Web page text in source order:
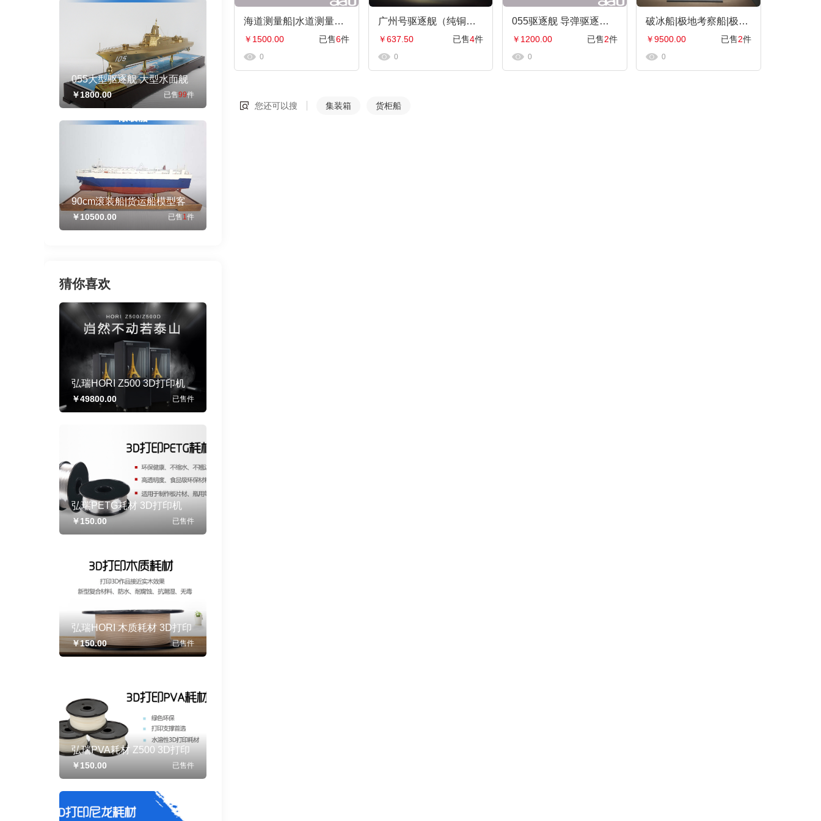
055大型驱逐舰 大型水面舰
艇 军事海军舰艇模型 工艺船
航模纪念摆件展览收藏品送
￥1800.00 已售99件
90cm滚装船|货运船模型客
运船模型仿真舰艇模型工艺
船航模纪念摆件展览收藏品
￥10500.00 已售1件
猜你喜欢
弘瑞HORI Z500 3D打印机
3D打印机耗材 3D打印服务
￥49800.00 已售件
弘瑞PETG耗材 3D打印机
3D打印机耗材 3D打印服务
￥150.00 已售件
弘瑞HORI 木质耗材 3D打印
机 3D打印机耗材 3D打印服
务
￥150.00 已售件
弘瑞PVA耗材 Z500 3D打印
机 3D打印机耗材 3D打印服
务
￥150.00 已售件
海道测量船|水道测量船|工程船布缆船|海巡08海道测量船模型工艺船航模纪念摆件展览收藏品送礼
￥1500.00 已售6件
0
广州号驱逐舰（纯铜）051型驱逐舰 导弹驱逐舰 工艺船航模纪念摆件展览收藏品送礼
￥637.50 已售4件
0
055驱逐舰 导弹驱逐舰 大型水面舰艇 军事海军舰艇航模纪念摆件展览收藏品送
￥1200.00 已售2件
0
破冰船|极地考察船|极地科学考察破冰船|科考船|雪龙二号工程船模型居家办公摆件纪念品收藏礼品赠送，支
￥9500.00 已售2件
0
您还可以搜 集装箱 货柜船